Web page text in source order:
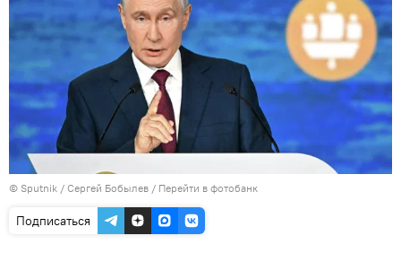
© Sputnik / Сергей Бобылев / Перейти в фотобанк
Подписаться